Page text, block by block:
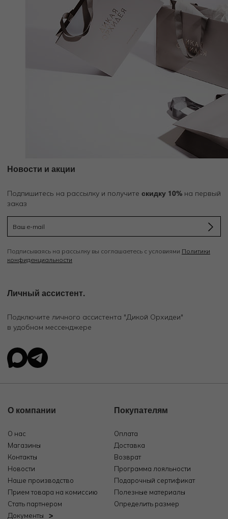
Новости и акции
Подпишитесь на рассылку и получите скидку 10% на первый
заказ
Подписываясь на рассылку вы соглашаетесь с условиями Политики
конфиденциальности
Личный ассистент.
Подключите личного ассистента "Дикой Орхидеи"
в удобном мессенджере
О компании
О нас
Магазины
Контакты
Новости
Наше производство
Прием товара на комиссию
Стать партнером
Документы
Покупателям
Оплата
Доставка
Возврат
Программа лояльности
Подарочный сертификат
Полезные материалы
Определить размер